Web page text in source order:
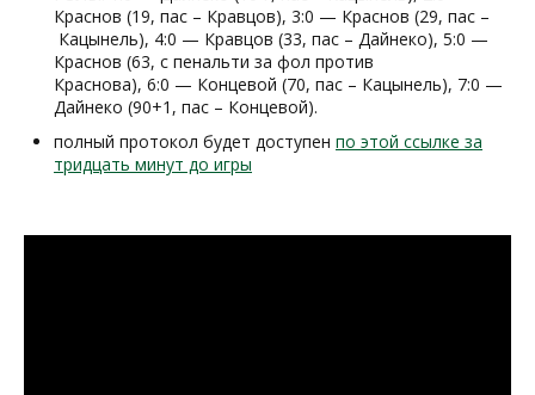
Краснов (19, пас – Кравцов), 3:0 — Краснов (29, пас –
Кацынель), 4:0 — Кравцов (33, пас – Дайнеко), 5:0 —
Краснов (63, с пенальти за фол против
Краснова), 6:0 — Концевой (70, пас – Кацынель), 7:0 —
Дайнеко (90+1, пас – Концевой).
полный протокол будет доступен по этой ссылке за
тридцать минут до игры